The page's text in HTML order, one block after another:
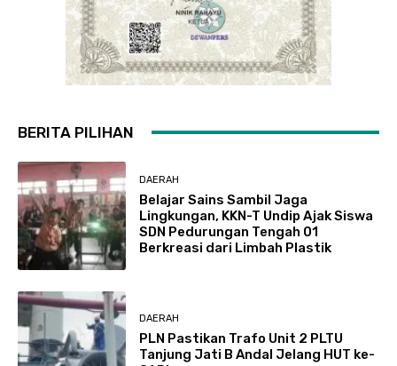
BERITA PILIHAN
DAERAH
Belajar Sains Sambil Jaga
Lingkungan, KKN-T Undip Ajak Siswa
SDN Pedurungan Tengah 01
Berkreasi dari Limbah Plastik
DAERAH
PLN Pastikan Trafo Unit 2 PLTU
Tanjung Jati B Andal Jelang HUT ke-